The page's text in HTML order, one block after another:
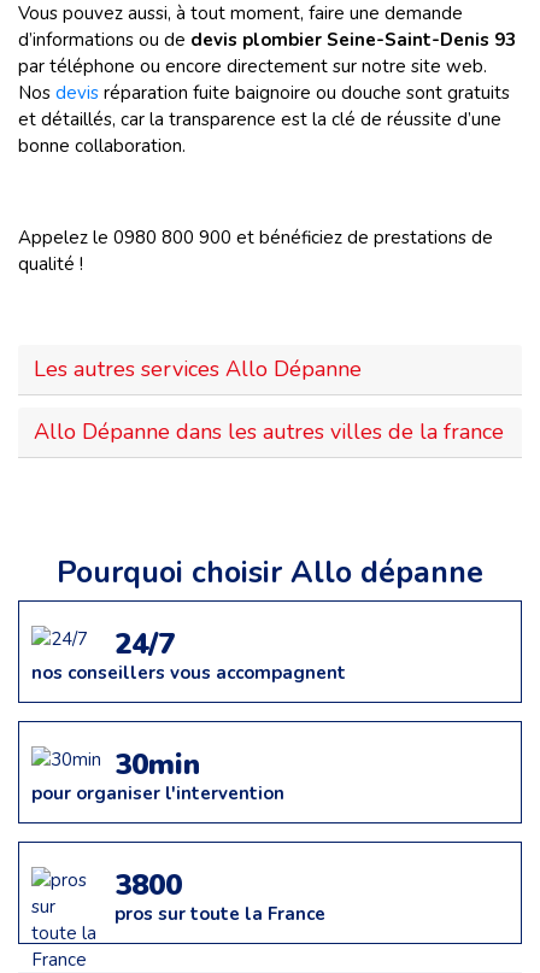
Vous pouvez aussi, à tout moment, faire une demande
d’informations ou de devis plombier Seine-Saint-Denis 93
par téléphone ou encore directement sur notre site web.
Nos devis réparation fuite baignoire ou douche sont gratuits
et détaillés, car la transparence est la clé de réussite d’une
bonne collaboration.
Appelez le 0980 800 900 et bénéficiez de prestations de
qualité !
Les autres services Allo Dépanne
Allo Dépanne dans les autres villes de la france
Pourquoi choisir Allo dépanne
24/7
nos conseillers vous accompagnent
30min
pour organiser l'intervention
3800
pros sur toute la France